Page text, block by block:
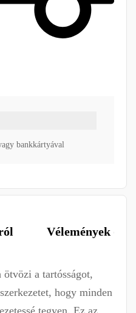
bankkártyával
Vélemények (1)
a tartósságot,
hogy minden
tegyen. Ez az